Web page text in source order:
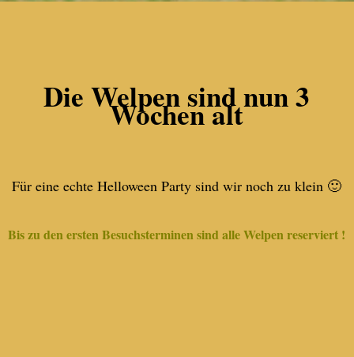
Die Welpen sind nun 3
Wochen alt
Für eine echte Helloween Party sind wir noch zu klein 🙂
Bis zu den ersten Besuchsterminen sind alle Welpen reserviert !